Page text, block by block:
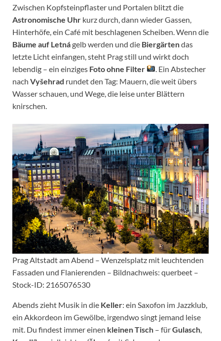
Zwischen Kopfsteinpflaster und Portalen blitzt die
Astronomische Uhr kurz durch, dann wieder Gassen,
Hinterhöfe, ein Café mit beschlagenen Scheiben. Wenn die
Bäume auf Letnágelb werden und die Biergärtendas
letzte Licht einfangen, steht Prag still und wirkt doch
lebendig – ein einziges Foto ohne Filter
. Ein Abstecher
nach Vyšehrad rundet den Tag: Mauern, die weit übers
Wasser schauen, und Wege, die leise unter Blättern
knirschen.
Prag Altstadt am Abend – Wenzelsplatz mit leuchtenden
Fassaden und Flanierenden – Bildnachweis: querbeet –
Stock-ID: 2165076530
Abends zieht Musik in die Keller: ein Saxofon im Jazzklub,
ein Akkordeon im Gewölbe, irgendwo singt jemand leise
mit. Du findest immer einen kleinen Tisch – fürGulasch